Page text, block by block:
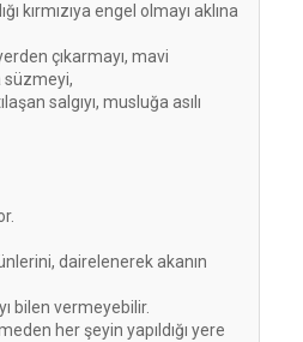
kırmızıya engel olmayı aklına
çıkarmayı, mavi
süzmeyi,
salgıyı, musluğa asılı
dairelenerek akanın
bilen vermeyebilir.
her şeyin yapıldığı yere